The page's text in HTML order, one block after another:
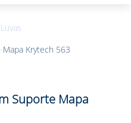
Luvas
Mapa Krytech 563
Suporte Mapa